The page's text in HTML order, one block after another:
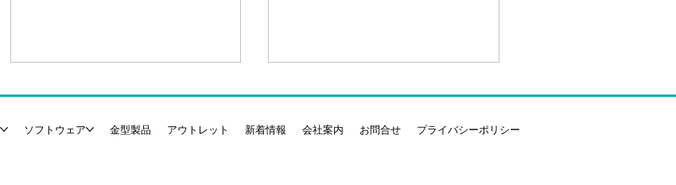
ソフトウェア 金型製品 アウトレット 新着情報 会社案内 お問合せ プライバシーポリシー